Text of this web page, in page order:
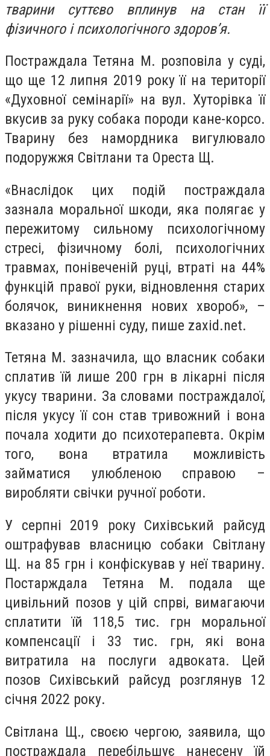
тварини суттєво вплинув на стан її
фізичного і психологічного здоров’я.
Постраждала Тетяна М. розповіла у суді,
що ще 12 липня 2019 року її на території
«Духовної семінарії» на вул. Хуторівка її
вкусив за руку собака породи кане-корсо.
Тварину без намордника вигулювало
подоружжя Світлани та Ореста Щ.
«Внаслідок цих подій постраждала
зазнала моральної шкоди, яка полягає у
пережитому сильному психологічному
стресі, фізичному болі, психологічних
травмах, понівеченій руці, втраті на 44%
функцій правої руки, відновлення старих
болячок, виникнення нових хвороб», –
вказано у рішенні суду, пише zaxid.net.
Тетяна М. зазначила, що власник собаки
сплатив їй лише 200 грн в лікарні після
укусу тварини. За словами постраждалої,
після укусу її сон став тривожний і вона
почала ходити до психотерапевта. Окрім
того, вона втратила можливість
займатися улюбленою справою –
виробляти свічки ручної роботи.
У серпні 2019 року Сихівський райсуд
оштрафував власницю собаки Світлану
Щ. на 85 грн і конфіскував у неї тварину.
Постарждала Тетяна М. подала ще
цивільний позов у цій спрві, вимагаючи
сплатити їй 118,5 тис. грн моральної
компенсації і 33 тис. грн, які вона
витратила на послуги адвоката. Цей
позов Сихівський райсуд розглянув 12
січня 2022 року.
Світлана Щ., своєю чергою, заявила, що
постраждала перебільшує нанесену їй